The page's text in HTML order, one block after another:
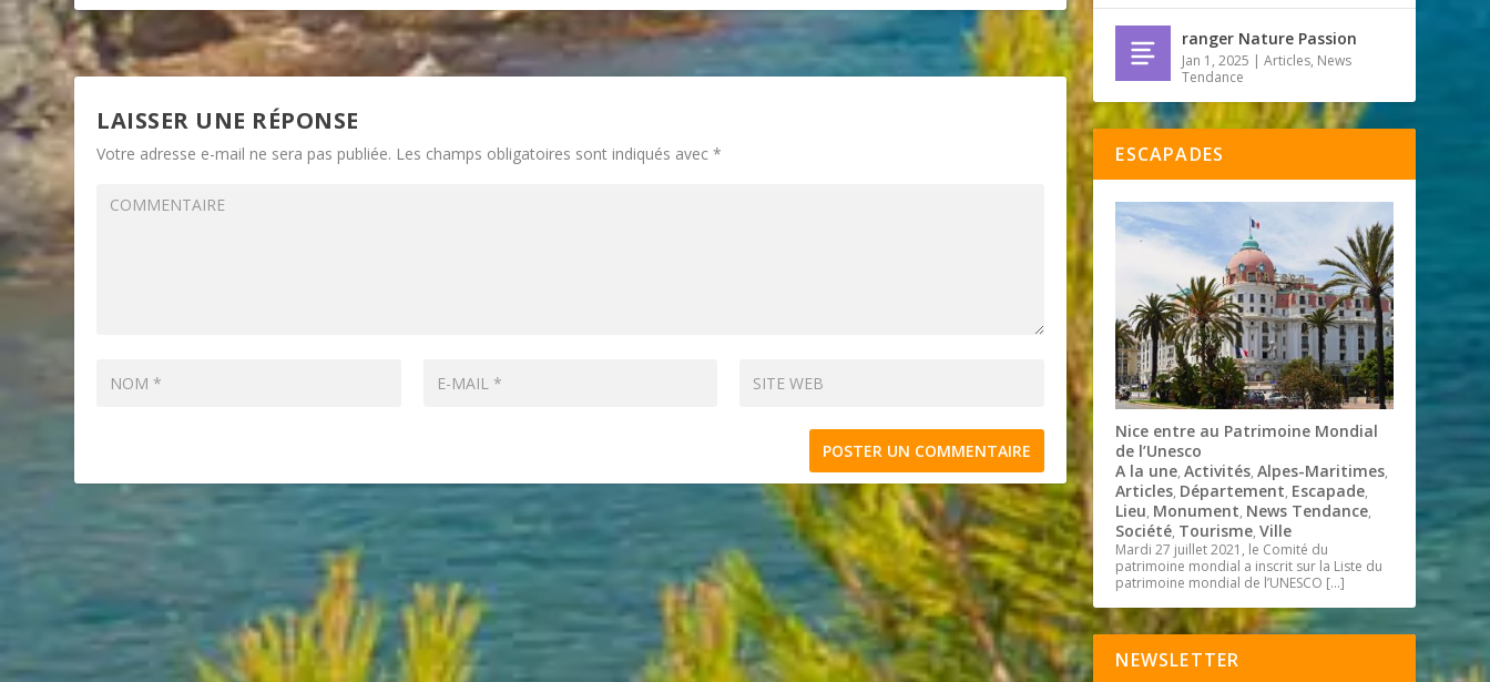
LAISSER UNE RÉPONSE
Votre adresse e-mail ne sera pas publiée. Les champs obligatoires sont indiqués avec*
ranger Nature Passion
Jan 1, 2025 |Articles, News
Tendance
ESCAPADES
Nice entre au Patrimoine Mondial
de l’Unesco
A la une,Activités,Alpes-Maritimes,
Articles, Département, Escapade,
Lieu, Monument, News Tendance,
Société, Tourisme,Ville
Mardi 27 juillet 2021, le Comité du
patrimoine mondial a inscrit sur la Liste du
patrimoine mondial de l’UNESCO […]
NEWSLETTER